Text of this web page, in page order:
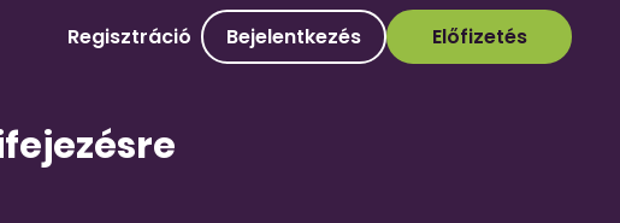
Regisztráció Bejelentkezés Előfizetés